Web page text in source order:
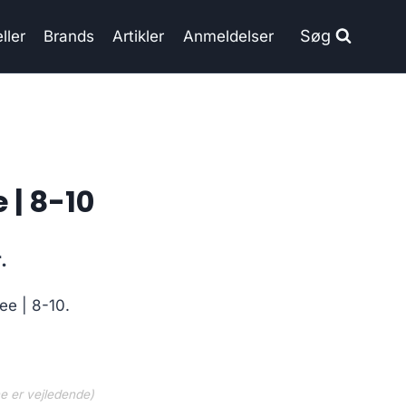
Brands Artikler Anmeldelser Søg
| 8-10
is:
| 8-10.
er vejledende)